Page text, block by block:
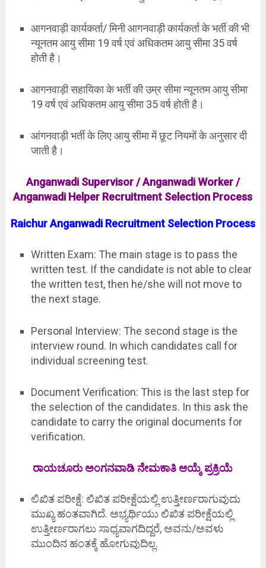
आगनवाड़ी कार्यकर्ता/ मिनी आगनवाड़ी कार्यकर्ता के भर्ती की भी
न्यूनतम आयु सीमा 19 वर्ष एवं अधिकतम आयु सीमा 35 वर्ष
होती है।
आगनवाड़ी सहायिका के भर्ती की उम्र सीमा न्यूनतम आयु सीमा
19 वर्ष एवं अधिकतम आयु सीमा 35 वर्ष होती है।
आंगनवाड़ी भर्ती के लिए आयु सीमा में छूट नियमों के अनुसार दी
जाती है।
Anganwadi Supervisor / Anganwadi Worker /
Anganwadi Helper Recruitment Selection Process
Raichur Anganwadi Recruitment Selection Process
Written Exam: The main stage is to pass the
written test. If the candidate is not able to clear
the written test, then he/she will not move to
the next stage.
Personal Interview: The second stage is the
interview round. In which candidates call for
individual screening test.
Document Verification: This is the last step for
the selection of the candidates. In this ask the
candidate to carry the original documents for
verification.
ರಾಯಚೂರು ಅಂಗನವಾಡಿ ನೇಮಕಾತಿ ಆಯ್ಕೆ ಪ್ರಕ್ರಿಯೆ
ಲಿಖಿತ ಪರೀಕ್ಷೆ: ಲಿಖಿತ ಪರೀಕ್ಷೆಯಲ್ಲಿ ಉತ್ತೀರ್ಣರಾಗುವುದು
ಮುಖ್ಯ ಹಂತವಾಗಿದೆ. ಅಭ್ಯರ್ಥಿಯು ಲಿಖಿತ ಪರೀಕ್ಷೆಯಲ್ಲಿ
ಉತ್ತೀರ್ಣರಾಗಲು ಸಾಧ್ಯವಾಗದಿದ್ದರೆ, ಅವನು/ಅವಳು
ಮುಂದಿನ ಹಂತಕ್ಕೆ ಹೋಗುವುದಿಲ್ಲ.